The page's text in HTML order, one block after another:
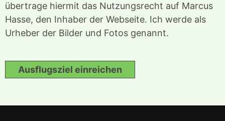
übertrage hiermit das Nutzungsrecht auf Marcus
Hasse, den Inhaber der Webseite. Ich werde als
Urheber der Bilder und Fotos genannt.
Ausflugsziel einreichen